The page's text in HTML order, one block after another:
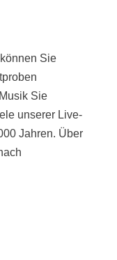
Sie
Sie
unserer Live-
Jahren. Über